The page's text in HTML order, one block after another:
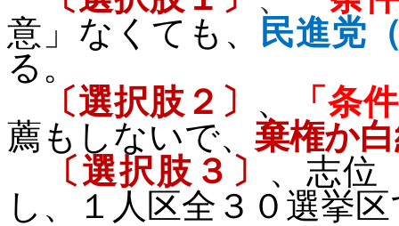
意」なくても、 民進党
る。
〔選択肢２〕 、
「条
薦もしないで、 棄権か
〔選択肢３〕 、志位
し、１人区全３０選挙